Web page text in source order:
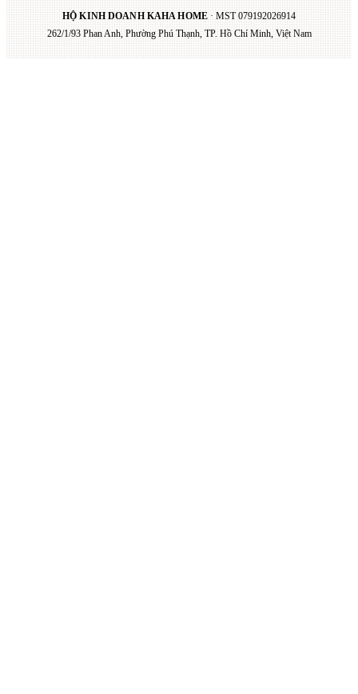
HỘ KINH DOANH KAHA HOME· MST079192026914
262/1/93 Phan Anh, Phường Phú Thạnh, TP. Hồ Chí Minh, Việt Nam